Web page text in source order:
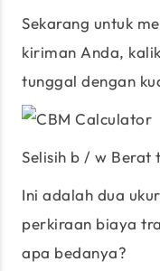
Sekarang untuk
kiriman Anda,
tunggal dengan
Selisih b / w Berat
Ini adalah dua
perkiraan biaya
apa bedanya?